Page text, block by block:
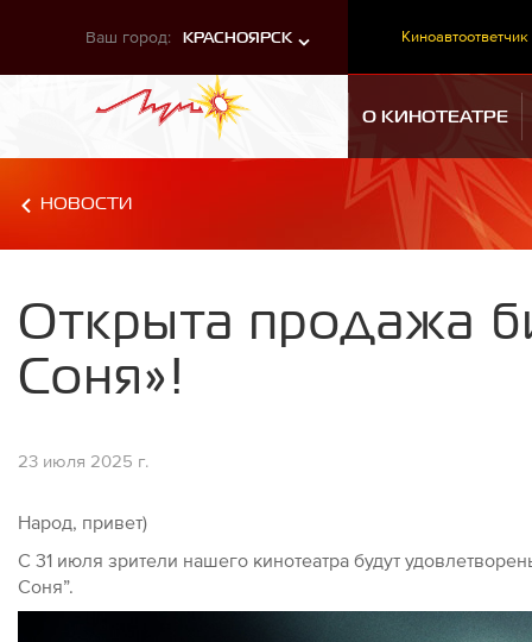
Ваш город: КРАСНОЯРСК Киноавтоответчик
О КИНОТЕАТРЕ
НОВОСТИ
Открыта продажа
Соня»!
23 июля 2025 г.
Народ, привет)
С 31 июля зрители нашего кинотеатра будут
Соня”.